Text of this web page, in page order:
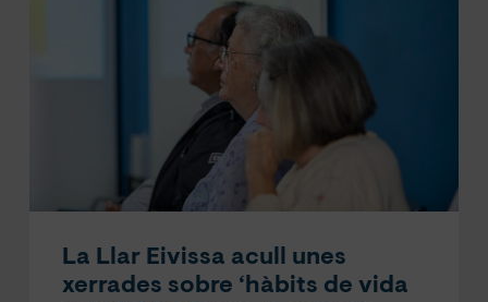
La Llar Eivissa acull unes
xerrades sobre ‘hàbits de vida